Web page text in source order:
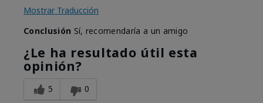
Mostrar Traducción
Conclusión Sí, recomendaría a un amigo
¿Le ha resultado útil esta
opinión?
5 0